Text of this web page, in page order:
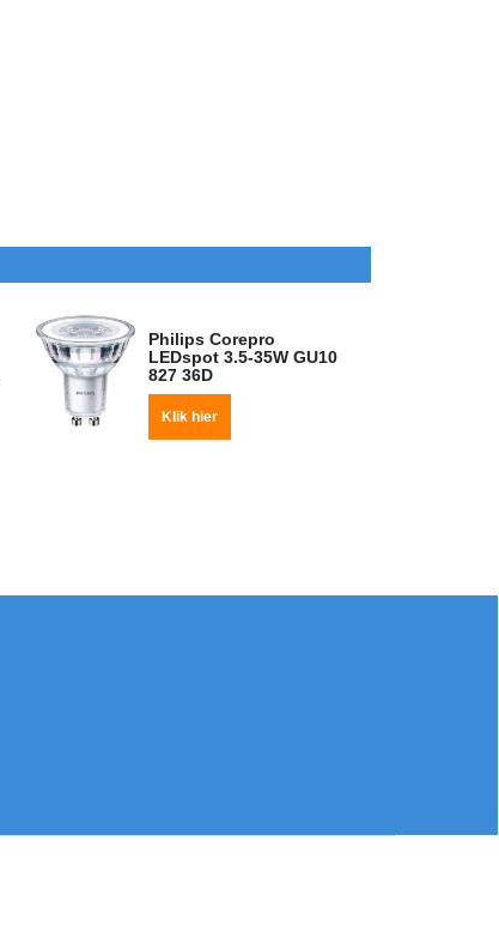
Philips Corepro
LEDspot 3.5-35W GU10
827 36D
Klik hier